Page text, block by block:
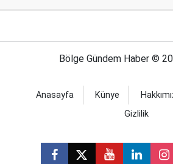
Bölge Gündem Haber ©
Anasayfa Künye
Gizlilik